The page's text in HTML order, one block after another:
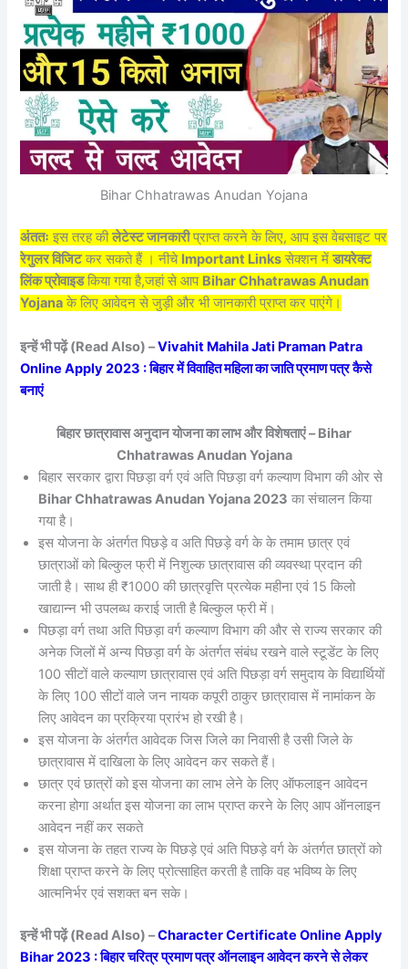
Bihar Chhatrawas Anudan Yojana
अंततः इस तरह कीलेटेस्ट जानकारीप्राप्त करने के लिए, आप इस वेबसाइट पर
रेगुलर विजिटकर सकते हैं । नीचे Important Links सेक्शन मेंडायरेक्ट
लिंक प्रोवाइडकिया गया है,जहां से आप Bihar Chhatrawas Anudan
Yojana के लिए आवेदन से जुड़ी और भी जानकारी प्राप्त कर पाएंगे।
इन्हें भी पढ़ें (Read Also) –Vivahit Mahila Jati Praman Patra
Online Apply 2023 : बिहार में विवाहित महिला का जाति प्रमाण पत्र कैसे
बनाएं
बिहार छात्रावास अनुदान योजना का लाभ और विशेषताएं – Bihar
Chhatrawas Anudan Yojana
बिहार सरकार द्वारा पिछड़ा वर्ग एवं अति पिछड़ा वर्ग कल्याण विभाग की ओर से
Bihar Chhatrawas Anudan Yojana 2023 का संचालन किया
गया है।
इस योजना के अंतर्गत पिछड़े व अति पिछड़े वर्ग के के तमाम छात्र एवं
छात्राओं को बिल्कुल फ्री में निशुल्क छात्रावास की व्यवस्था प्रदान की
जाती है। साथ ही ₹1000 की छात्रवृत्ति प्रत्येक महीना एवं 15 किलो
खाद्यान्न भी उपलब्ध कराई जाती है बिल्कुल फ्री में।
पिछड़ा वर्ग तथा अति पिछड़ा वर्ग कल्याण विभाग की और से राज्य सरकार की
अनेक जिलों में अन्य पिछड़ा वर्ग के अंतर्गत संबंध रखने वाले स्टूडेंट के लिए
100 सीटों वाले कल्याण छात्रावास एवं अति पिछड़ा वर्ग समुदाय के विद्यार्थियों
के लिए 100 सीटों वाले जन नायक कपूरी ठाकुर छात्रावास में नामांकन के
लिए आवेदन का प्रक्रिया प्रारंभ हो रखी है।
इस योजना के अंतर्गत आवेदक जिस जिले का निवासी है उसी जिले के
छात्रावास में दाखिला के लिए आवेदन कर सकते हैं।
छात्र एवं छात्रों को इस योजना का लाभ लेने के लिए ऑफलाइन आवेदन
करना होगा अर्थात इस योजना का लाभ प्राप्त करने के लिए आप ऑनलाइन
आवेदन नहीं कर सकते
इस योजना के तहत राज्य के पिछड़े एवं अति पिछड़े वर्ग के अंतर्गत छात्रों को
शिक्षा प्राप्त करने के लिए प्रोत्साहित करती है ताकि वह भविष्य के लिए
आत्मनिर्भर एवं सशक्त बन सके।
इन्हें भी पढ़ें (Read Also) –Character Certificate Online Apply
Bihar 2023 : बिहार चरित्र प्रमाण पत्र ऑनलाइन आवेदन करने से लेकर